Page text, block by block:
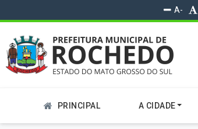
A-
PRINCIPAL A CIDADE